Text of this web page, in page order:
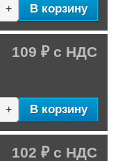
+ В корзину
109 ₽
+ В корзину
102 ₽